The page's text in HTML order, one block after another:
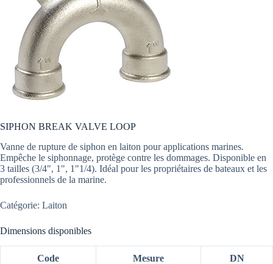
SIPHON BREAK VALVE LOOP
Vanne de rupture de siphon en laiton pour applications marines.
Empêche le siphonnage, protège contre les dommages. Disponible en
3 tailles (3/4", 1", 1"1/4). Idéal pour les propriétaires de bateaux et les
professionnels de la marine.
Catégorie: Laiton
Dimensions disponibles
Code Mesure DN